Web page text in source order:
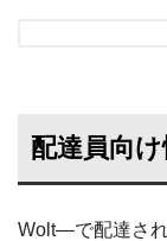
配達員向
Wolt―で配達さ